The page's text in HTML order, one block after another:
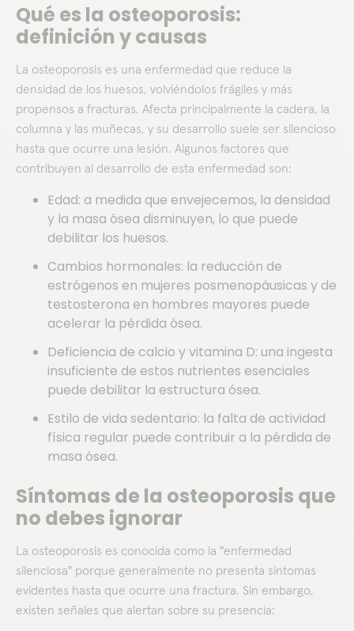
Qué es la osteoporosis:
definición y causas
La osteoporosis es una enfermedad que reduce la
densidad de los huesos, volviéndolos frágiles y más
propensos a fracturas. Afecta principalmente la cadera, la
columna y las muñecas, y su desarrollo suele ser silencioso
hasta que ocurre una lesión. Algunos factores que
contribuyen al desarrollo de esta enfermedad son:
Edad: a medida que envejecemos, la densidad
y la masa ósea disminuyen, lo que puede
debilitar los huesos. ​
Cambios hormonales: la reducción de
estrógenos en mujeres posmenopáusicas y de
testosterona en hombres mayores puede
acelerar la pérdida ósea. ​
Deficiencia de calcio y vitamina D: una ingesta
insuficiente de estos nutrientes esenciales
puede debilitar la estructura ósea. ​
Estilo de vida sedentario: la falta de actividad
física regular puede contribuir a la pérdida de
masa ósea.
Síntomas de la osteoporosis que
no debes ignorar
La osteoporosis es conocida como la "enfermedad
silenciosa" porque generalmente no presenta síntomas
evidentes hasta que ocurre una fractura. Sin embargo,
existen señales que alertan sobre su presencia: